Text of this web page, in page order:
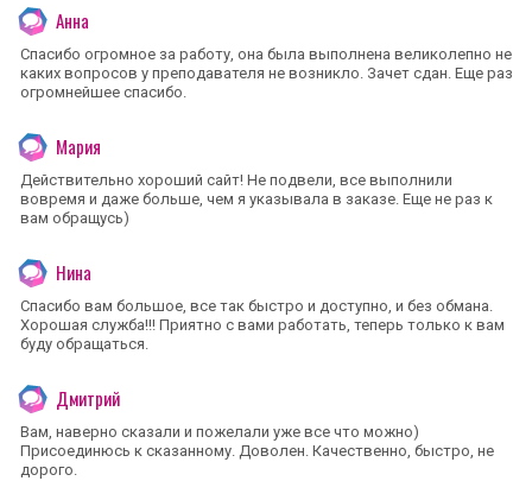
Анна
Спасибо огромное за работу, она была выполнена великолепно не
каких вопросов у преподавателя не возникло. Зачет сдан. Еще раз
огромнейшее спасибо.
Мария
Действительно хороший сайт! Не подвели, все выполнили
вовремя и даже больше, чем я указывала в заказе. Еще не раз к
вам обращусь)
Нина
Спасибо вам большое, все так быстро и доступно, и без обмана.
Хорошая служба!!! Приятно с вами работать, теперь только к вам
буду обращаться.
Дмитрий
Вам, наверно сказали и пожелали уже все что можно)
Присоединюсь к сказанному. Доволен. Качественно, быстро, не
дорого.